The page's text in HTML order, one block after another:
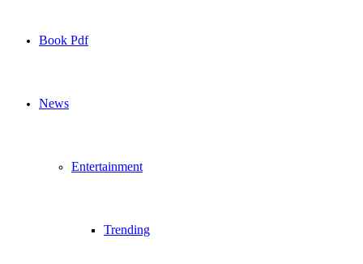
Book Pdf
News
Entertainment
Trending